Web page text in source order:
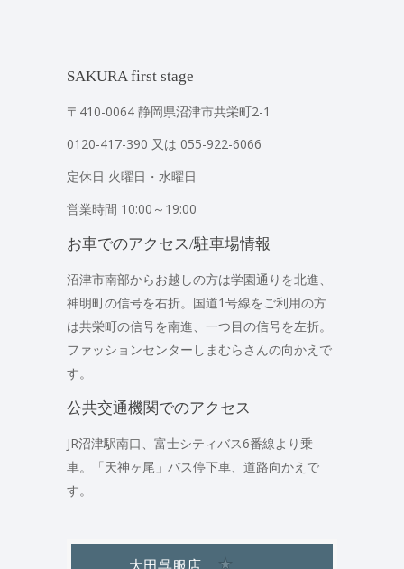
SAKURA first stage
〒410-0064 静岡県沼津市共栄町2-1
0120-417-390 又は 055-922-6066
定休日 火曜日・水曜日
営業時間 10:00～19:00
お車でのアクセス/駐車場情報
沼津市南部からお越しの方は学園通りを北進、
神明町の信号を右折。国道1号線をご利用の方
は共栄町の信号を南進、一つ目の信号を左折。
ファッションセンターしまむらさんの向かえで
す。
公共交通機関でのアクセス
JR沼津駅南口、富士シティバス6番線より乗
車。「天神ヶ尾」バス停下車、道路向かえで
す。